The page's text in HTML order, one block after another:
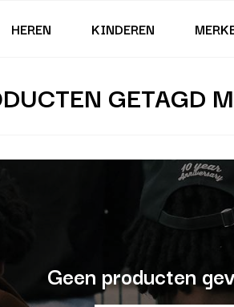
HEREN KINDEREN
GETAGD
Geen producten